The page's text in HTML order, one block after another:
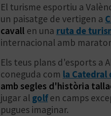
El turisme esportiu a
un paisatge de vertigen a
cavall en una ruta de
internacional amb
Els teus plans d'esports a
coneguda com la Catedral
amb segles d'història
jugar al golfen camps
pugues imaginar.